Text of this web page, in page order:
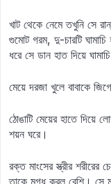
খাট থেকে নেমে তখুনি সে
গুমোট গরম, দু-চারটি
ধরে সে ডান হাত দিয়ে
মেয়ে দরজা খুলে বাবাকে
ঠোঙাটি মেয়ের হাতে
শয়ন ঘরে।
রক্ত মাংসের স্ত্রীর
তাকে মুগ্ধ করল বেশি। সে